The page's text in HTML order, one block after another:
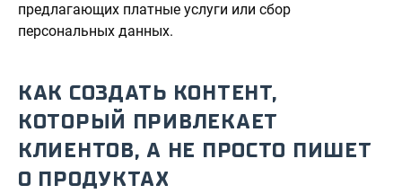
предлагающих платные услуги или сбор
персональных данных.
КАК СОЗДАТЬ КОНТЕНТ,
КОТОРЫЙ ПРИВЛЕКАЕТ
КЛИЕНТОВ, А НЕ ПРОСТО ПИШЕТ
О ПРОДУКТАХ